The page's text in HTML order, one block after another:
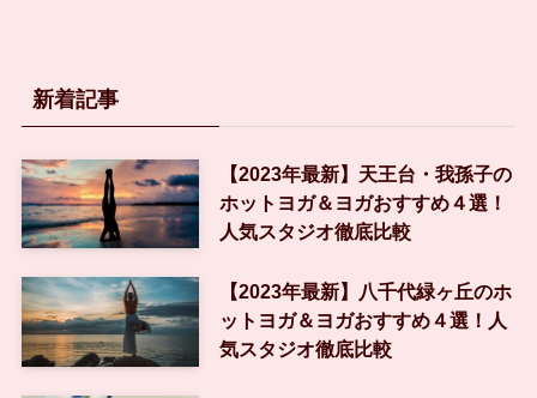
新着記事
【2023年最新】天王台・我孫子の
ホットヨガ＆ヨガおすすめ４選！
人気スタジオ徹底比較
【2023年最新】八千代緑ヶ丘のホ
ットヨガ＆ヨガおすすめ４選！人
気スタジオ徹底比較